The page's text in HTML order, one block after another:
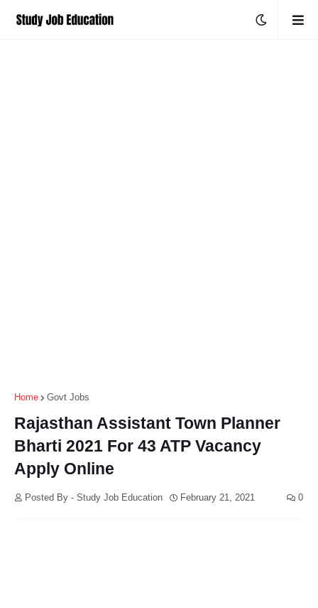
Home Govt Jobs
Rajasthan Assistant Town Planner
Bharti 2021 For 43 ATP Vacancy
Apply Online
Posted By - Study Job Education February 21, 2021 0